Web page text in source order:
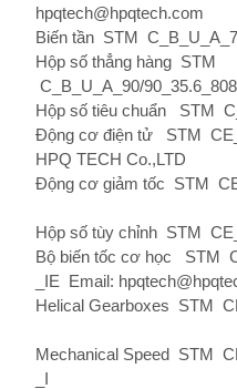
hpqtech@hpqtech.com
Biến tần STM
Hộp số thẳng hàng STM
C_B_U_A_90/
Hộp số tiêu chuẩn
STM
Động cơ điện tử
STM
HPQ TECH Co.,LTD
Động cơ giảm tốc STM
Hộp số tùy chỉnh STM
Bộ biến tốc cơ học
STM
_IE Email:
Helical Gearboxes STM
Mechanical Speed STM
_I